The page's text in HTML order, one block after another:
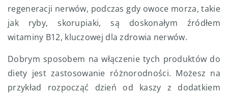
regeneracji nerwów, podczas gdy owoce morza, takie
jak ryby, skorupiaki, są doskonałym źródłem
witaminy B12, kluczowej dla zdrowia nerwów.
Dobrym sposobem na włączenie tych produktów do
diety jest zastosowanie różnorodności. Możesz na
przykład rozpocząć dzień od kaszy z dodatkiem